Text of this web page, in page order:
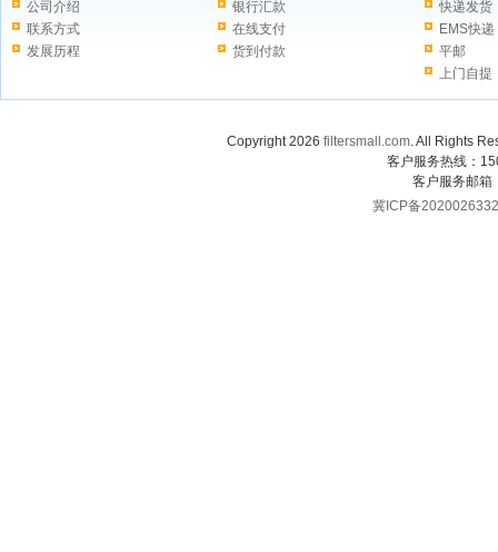
公司介绍
联系方式
发展历程
银行汇款
在线支付
货到付款
快递发货
EMS快递
平邮
上门自提
Copyright 2026 filtersmall.com. All Rights
客户服务热线：
客户服务邮箱
冀ICP备